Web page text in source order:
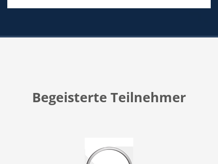
Begeisterte Teilnehmer